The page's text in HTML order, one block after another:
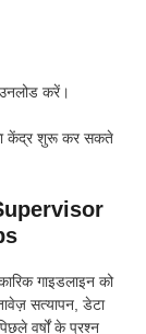
करें।
केंद्र शुरू कर सकते
Supervisor
गाइडलाइन को
सत्यापन, डेटा
वर्षों के प्रश्न